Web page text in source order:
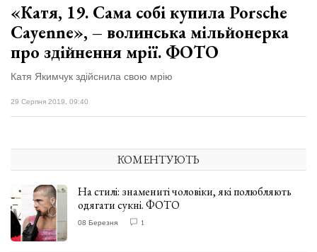
«Катя, 19. Сама собі купила Porsche
Cayenne», – волинська мільйонерка
про здійнення мрії. ФОТО
Катя Якимчук здійснила свою мрію
29 Серпня 2019, 09:40
КОМЕНТУЮТЬ
На стилі: знамениті чоловіки, які полюбляють
одягати сукні. ФОТО
08 Березня 1